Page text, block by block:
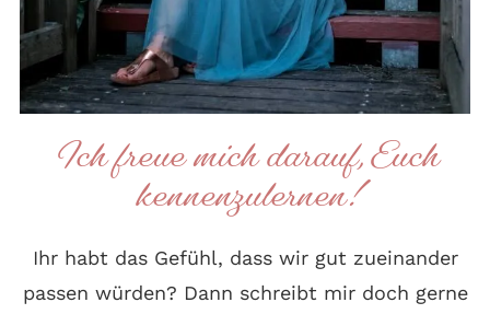
Ich freue mich darauf, Euch
kennenzulernen!
Ihr habt das Gefühl, dass wir gut zueinander
passen würden? Dann schreibt mir doch gerne